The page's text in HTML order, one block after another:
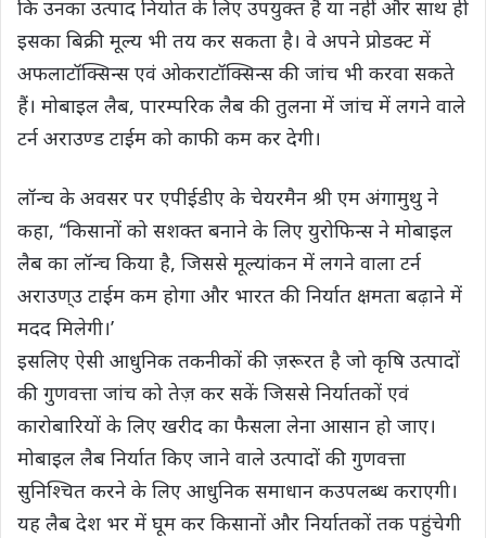
कि उनका उत्पाद निर्यात के लिए उपयुक्त है या नहीं और साथ ही
इसका बिक्री मूल्य भी तय कर सकता है। वे अपने प्रोडक्ट में
अफलाटॉक्सिन्स एवं ओकराटॉक्सिन्स की जांच भी करवा सकते
हैं। मोबाइल लैब, पारम्परिक लैब की तुलना में जांच में लगने वाले
टर्न अराउण्ड टाईम को काफी कम कर देगी।
लॉन्च के अवसर पर एपीईडीए के चेयरमैन श्री एम अंगामुथु ने
कहा, ‘‘किसानों को सशक्त बनाने के लिए युरोफिन्स ने मोबाइल
लैब का लॉन्च किया है, जिससे मूल्यांकन में लगने वाला टर्न
अराउण्उ टाईम कम होगा और भारत की निर्यात क्षमता बढ़ाने में
मदद मिलेगी।’
इसलिए ऐसी आधुनिक तकनीकों की ज़रूरत है जो कृषि उत्पादों
की गुणवत्ता जांच को तेज़ कर सकें जिससे निर्यातकों एवं
कारोबारियों के लिए खरीद का फैसला लेना आसान हो जाए।
मोबाइल लैब निर्यात किए जाने वाले उत्पादों की गुणवत्ता
सुनिश्चित करने के लिए आधुनिक समाधान कउपलब्ध कराएगी।
यह लैब देश भर में घूम कर किसानों और निर्यातकों तक पहुंचेगी